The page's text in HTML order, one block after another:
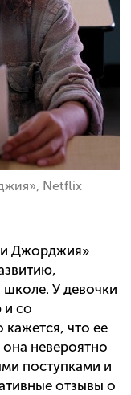
Netflix
и Джорджия»
У девочки
и со
что ее
невероятно
поступками и
отзывы о